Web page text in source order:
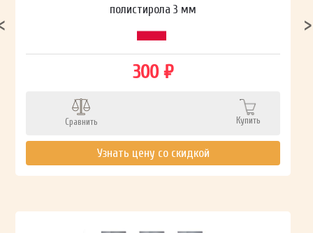
полистирола 3 мм
300 ₽
Сравнить Купить
Узнать цену со скидкой